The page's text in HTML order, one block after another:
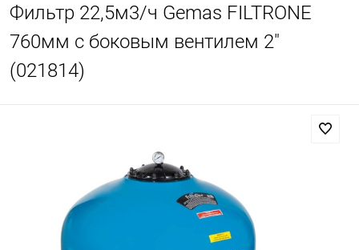
Фильтр 22,5м3/ч Gemas FILTRONE
760мм с боковым вентилем 2"
(021814)